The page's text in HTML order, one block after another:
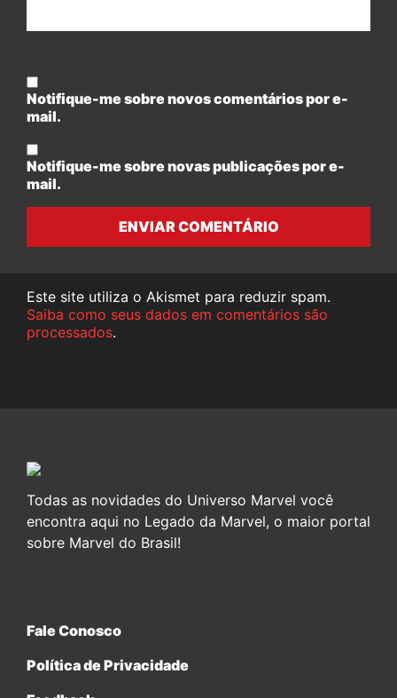
Notifique-me sobre novos comentários por e-
mail.
Notifique-me sobre novas publicações por e-
mail.
ENVIAR COMENTÁRIO
Este site utiliza o Akismet para reduzir spam.
Saiba como seus dados em comentários são
processados.
Todas as novidades do Universo Marvel você
encontra aqui no Legado da Marvel, o maior portal
sobre Marvel do Brasil!
Fale Conosco
Política de Privacidade